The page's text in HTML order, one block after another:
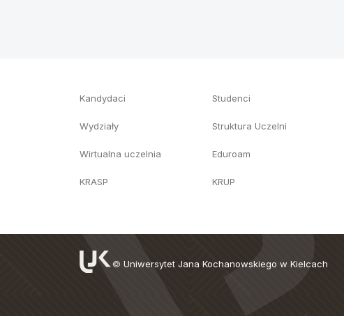
Kandydaci
Wydziały
Wirtualna uczelnia
KRASP
Studenci
Struktura Uczelni
Eduroam
KRUP
© Uniwersytet Jana Kochanowskiego w Kielcach